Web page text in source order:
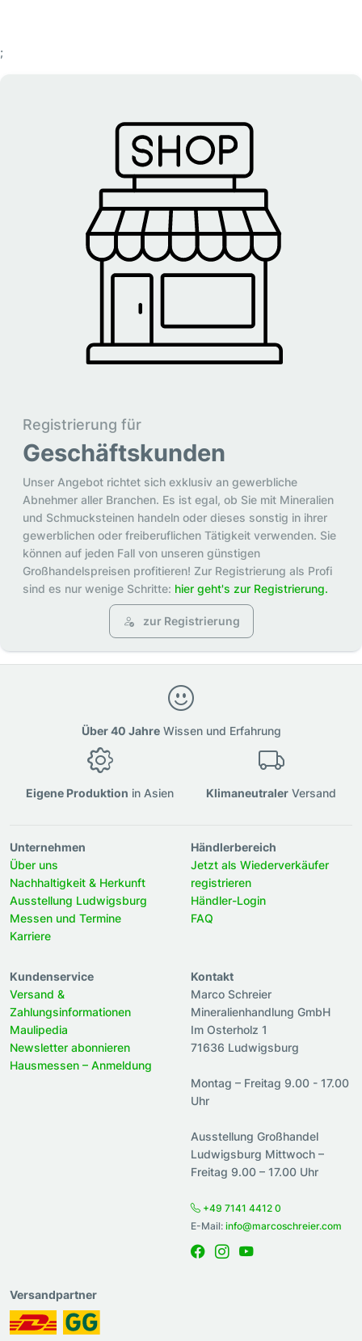
;
Registrierung für
Geschäftskunden
Unser Angebot richtet sich exklusiv an gewerbliche
Abnehmer aller Branchen. Es ist egal, ob Sie mit Mineralien
und Schmucksteinen handeln oder dieses sonstig in ihrer
gewerblichen oder freiberuflichen Tätigkeit verwenden. Sie
können auf jeden Fall von unseren günstigen
Großhandelspreisen profitieren! Zur Registrierung als Profi
sind es nur wenige Schritte: hier geht's zur Registrierung.
zur Registrierung
Über 40 JahreWissen und Erfahrung
Eigene Produktion in Asien Klimaneutraler Versand
Unternehmen
Über uns
Nachhaltigkeit & Herkunft
Ausstellung Ludwigsburg
Messen und Termine
Karriere
Händlerbereich
Jetzt als Wiederverkäufer
registrieren
Händler-Login
FAQ
Kundenservice
Versand &
Zahlungsinformationen
Maulipedia
Newsletter abonnieren
Hausmessen – Anmeldung
Kontakt
Marco Schreier
Mineralienhandlung GmbH
Im Osterholz 1
71636 Ludwigsburg
Montag – Freitag 9.00 - 17.00
Uhr
Ausstellung Großhandel
Ludwigsburg Mittwoch –
Freitag 9.00 – 17.00 Uhr
+49 7141 4412 0
E-Mail: info@marcoschreier.com
Versandpartner